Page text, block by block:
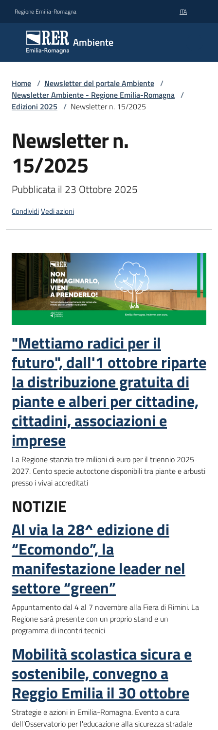
Regione Emilia-Romagna ITA
Ambiente
Ambiente
Novità
Atti
Piani
Progetti
Seguici
su
Home / Newsletter del portale Ambiente /
Newsletter Ambiente - Regione Emilia-Romagna /
Edizioni 2025 / Newsletter n. 15/2025
Salta al contenuto
Newsletter n.
15/2025
Pubblicata il 23 Ottobre 2025
CondividiVedi azioni
"Mettiamo radici per il
futuro", dall'1 ottobre riparte
la distribuzione gratuita di
piante e alberi per cittadine,
cittadini, associazioni e
imprese
La Regione stanzia tre milioni di euro per il triennio 2025-
2027. Cento specie autoctone disponibili tra piante e arbusti
presso i vivai accreditati
NOTIZIE
Al via la 28^ edizione di
“Ecomondo”, la
manifestazione leader nel
settore “green”
Appuntamento dal 4 al 7 novembre alla Fiera di Rimini. La
Regione sarà presente con un proprio stand e un
programma di incontri tecnici
Mobilità scolastica sicura e
sostenibile, convegno a
Reggio Emilia il 30 ottobre
Strategie e azioni in Emilia-Romagna. Evento a cura
dell'Osservatorio per l'educazione alla sicurezza stradale